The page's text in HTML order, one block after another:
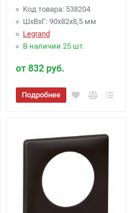
Код товара: 538204
ШхВхГ: 90x82x8,5 мм
Legrand
В наличии 25 шт.
от 832 руб.
Подробнее